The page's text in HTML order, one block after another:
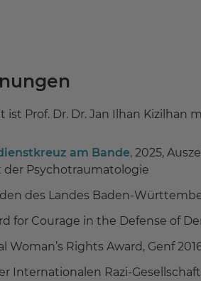
ist Prof. Dr. Dr. Jan Ilhan Kizilhan
am Bande, 2025,
der Psychotraumatologie
des Landes Baden-
for Courage in the Defense of
Woman’s Rights Award, Genf
Internationalen Razi-